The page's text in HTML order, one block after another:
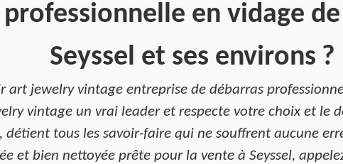
en vidage
Seyssel et ses environs ?
jewelry vintage entreprise de débarras
vintage un vrai leader et respecte votre choix et le
tous les savoir-faire qui ne souffrent aucune
et bien nettoyée prête pour la vente à Seyssel,